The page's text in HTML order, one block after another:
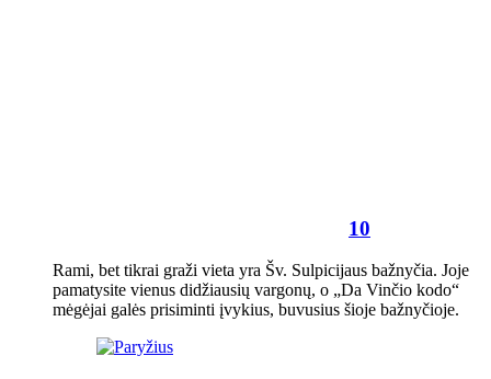
10
Rami, bet tikrai graži vieta yra Šv. Sulpicijaus bažnyčia. Joje
pamatysite vienus didžiausių vargonų, o „Da Vinčio kodo“
mėgėjai galės prisiminti įvykius, buvusius šioje bažnyčioje.